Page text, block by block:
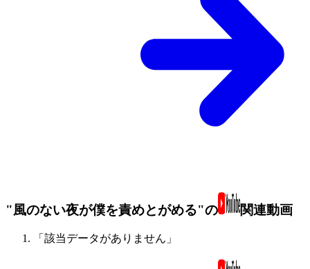
"風のない夜が僕を責めとがめる"の 関連動画
「該当データがありません」